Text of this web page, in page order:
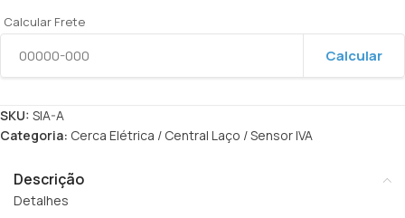
Calcular Frete
Calcular
SKU: SIA-A
Categoria: Cerca Elétrica / Central Laço / Sensor IVA
Descrição
Detalhes